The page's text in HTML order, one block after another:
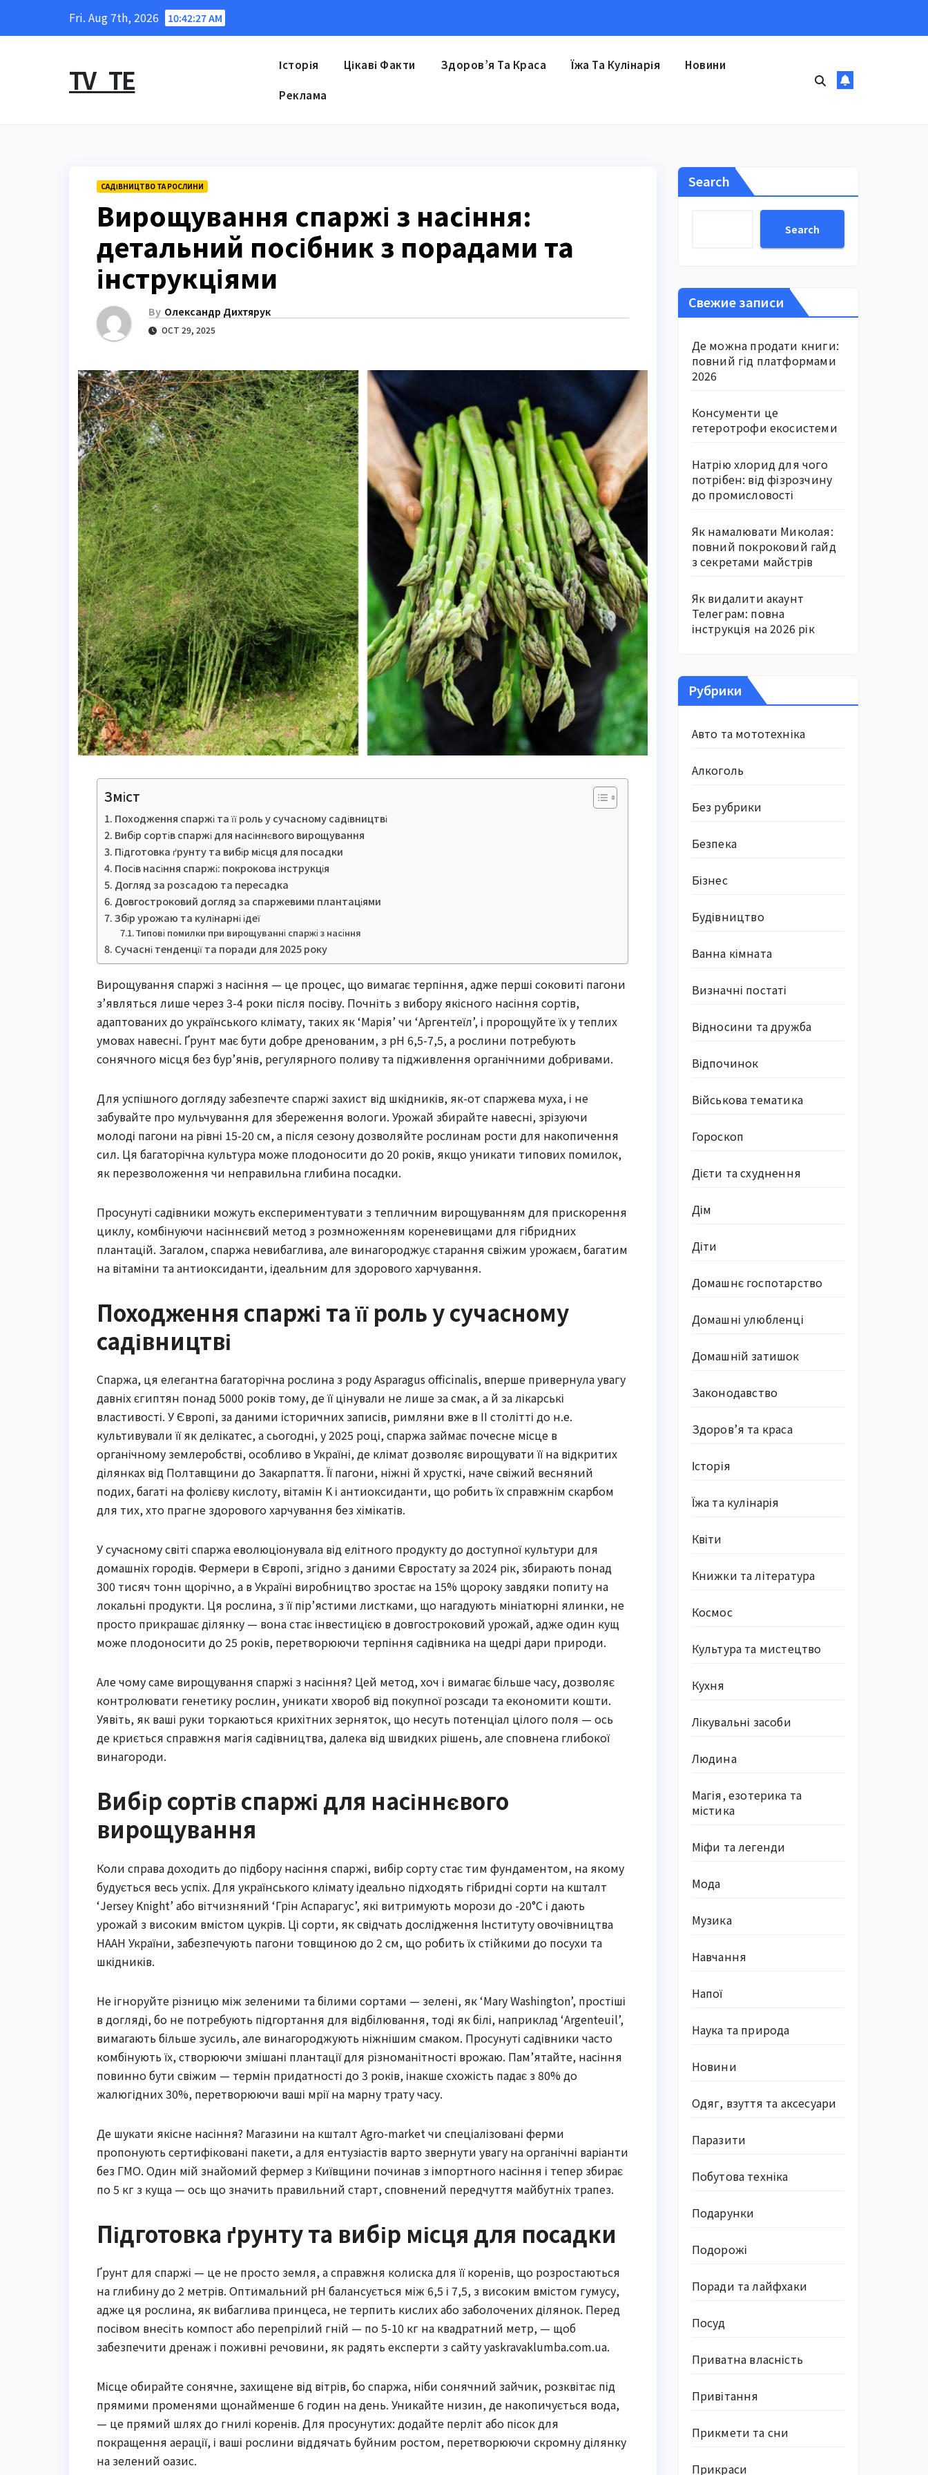
Fri. Aug 7th, 2026 10:42:28 AM
TV_TE Історія Цікаві Факти Здоров’я Та Краса Їжа Та Кулінарія Новини
Реклама
САДІВНИЦТВО ТА РОСЛИНИ
Вирощування спаржі з насіння:
детальний посібник з порадами та
інструкціями
By Олександр Дихтярук
OCT 29, 2025
Зміст
Походження спаржі та її роль у сучасному садівництві
Вибір сортів спаржі для насіннєвого вирощування
Підготовка ґрунту та вибір місця для посадки
Посів насіння спаржі: покрокова інструкція
Догляд за розсадою та пересадка
Довгостроковий догляд за спаржевими плантаціями
Збір урожаю та кулінарні ідеї
Типові помилки при вирощуванні спаржі з насіння
Сучасні тенденції та поради для 2025 року
Вирощування спаржі з насіння — це процес, що вимагає терпіння, адже перші соковиті пагони
з’являться лише через 3-4 роки після посіву. Почніть з вибору якісного насіння сортів,
адаптованих до українського клімату, таких як ‘Марія’ чи ‘Аргентеїл’, і пророщуйте їх у теплих
умовах навесні. Ґрунт має бути добре дренованим, з pH 6,5-7,5, а рослини потребують
сонячного місця без бур’янів, регулярного поливу та підживлення органічними добривами.
Для успішного догляду забезпечте спаржі захист від шкідників, як-от спаржева муха, і не
забувайте про мульчування для збереження вологи. Урожай збирайте навесні, зрізуючи
молоді пагони на рівні 15-20 см, а після сезону дозволяйте рослинам рости для накопичення
сил. Ця багаторічна культура може плодоносити до 20 років, якщо уникати типових помилок,
як перезволоження чи неправильна глибина посадки.
Просунуті садівники можуть експериментувати з тепличним вирощуванням для прискорення
циклу, комбінуючи насіннєвий метод з розмноженням кореневищами для гібридних
плантацій. Загалом, спаржа невибаглива, але винагороджує старання свіжим урожаєм, багатим
на вітаміни та антиоксиданти, ідеальним для здорового харчування.
Походження спаржі та її роль у сучасному
садівництві
Спаржа, ця елегантна багаторічна рослина з роду Asparagus officinalis, вперше привернула увагу
давніх єгиптян понад 5000 років тому, де її цінували не лише за смак, а й за лікарські
властивості. У Європі, за даними історичних записів, римляни вже в II столітті до н.е.
культивували її як делікатес, а сьогодні, у 2025 році, спаржа займає почесне місце в
органічному землеробстві, особливо в Україні, де клімат дозволяє вирощувати її на відкритих
ділянках від Полтавщини до Закарпаття. Її пагони, ніжні й хрусткі, наче свіжий весняний
подих, багаті на фолієву кислоту, вітамін K і антиоксиданти, що робить їх справжнім скарбом
для тих, хто прагне здорового харчування без хімікатів.
У сучасному світі спаржа еволюціонувала від елітного продукту до доступної культури для
домашніх городів. Фермери в Європі, згідно з даними Євростату за 2024 рік, збирають понад
300 тисяч тонн щорічно, а в Україні виробництво зростає на 15% щороку завдяки попиту на
локальні продукти. Ця рослина, з її пір’ястими листками, що нагадують мініатюрні ялинки, не
просто прикрашає ділянку — вона стає інвестицією в довгостроковий урожай, адже один кущ
може плодоносити до 25 років, перетворюючи терпіння садівника на щедрі дари природи.
Але чому саме вирощування спаржі з насіння? Цей метод, хоч і вимагає більше часу, дозволяє
контролювати генетику рослин, уникати хвороб від покупної розсади та економити кошти.
Уявіть, як ваші руки торкаються крихітних зерняток, що несуть потенціал цілого поля — ось
де криється справжня магія садівництва, далека від швидких рішень, але сповнена глибокої
винагороди.
Вибір сортів спаржі для насіннєвого
вирощування
Коли справа доходить до підбору насіння спаржі, вибір сорту стає тим фундаментом, на якому
будується весь успіх. Для українського клімату ідеально підходять гібридні сорти на кшталт
‘Jersey Knight’ або вітчизняний ‘Грін Аспарагус’, які витримують морози до -20°C і дають
урожай з високим вмістом цукрів. Ці сорти, як свідчать дослідження Інституту овочівництва
НААН України, забезпечують пагони товщиною до 2 см, що робить їх стійкими до посухи та
шкідників.
Не ігноруйте різницю між зеленими та білими сортами — зелені, як ‘Mary Washington’, простіші
в догляді, бо не потребують підгортання для відбілювання, тоді як білі, наприклад ‘Argenteuil’,
вимагають більше зусиль, але винагороджують ніжнішим смаком. Просунуті садівники часто
комбінують їх, створюючи змішані плантації для різноманітності врожаю. Пам’ятайте, насіння
повинно бути свіжим — термін придатності до 3 років, інакше схожість падає з 80% до
жалюгідних 30%, перетворюючи ваші мрії на марну трату часу.
Де шукати якісне насіння? Магазини на кшталт Agro-market чи спеціалізовані ферми
пропонують сертифіковані пакети, а для ентузіастів варто звернути увагу на органічні варіанти
без ГМО. Один мій знайомий фермер з Київщини починав з імпортного насіння і тепер збирає
по 5 кг з куща — ось що значить правильний старт, сповнений передчуття майбутніх трапез.
Підготовка ґрунту та вибір місця для посадки
Ґрунт для спаржі — це не просто земля, а справжня колиска для її коренів, що розростаються
на глибину до 2 метрів. Оптимальний pH балансується між 6,5 і 7,5, з високим вмістом гумусу,
адже ця рослина, як вибаглива принцеса, не терпить кислих або заболочених ділянок. Перед
посівом внесіть компост або перепрілий гній — по 5-10 кг на квадратний метр, — щоб
забезпечити дренаж і поживні речовини, як радять експерти з сайту yaskravaklumba.com.ua.
Місце обирайте сонячне, захищене від вітрів, бо спаржа, ніби сонячний зайчик, розквітає під
прямими променями щонайменше 6 годин на день. Уникайте низин, де накопичується вода,
— це прямий шлях до гнилі коренів. Для просунутих: додайте перліт або пісок для
покращення аерації, і ваші рослини віддячать буйним ростом, перетворюючи скромну ділянку
на зелений оазис.
Search
Search
Свежие записи
Де можна продати книги:
повний гід платформами
2026
Консументи це
гетеротрофи екосистеми
Натрію хлорид для чого
потрібен: від фізрозчину
до промисловості
Як намалювати Миколая:
повний покроковий гайд
з секретами майстрів
Як видалити акаунт
Телеграм: повна
інструкція на 2026 рік
Рубрики
Авто та мототехніка
Алкоголь
Без рубрики
Безпека
Бізнес
Будівництво
Ванна кімната
Визначні постаті
Відносини та дружба
Відпочинок
Військова тематика
Гороскоп
Дієти та схуднення
Дім
Діти
Домашнє госпотарство
Домашні улюбленці
Домашній затишок
Законодавство
Здоров’я та краса
Історія
Їжа та кулінарія
Квіти
Книжки та література
Космос
Культура та мистецтво
Кухня
Лікувальні засоби
Людина
Магія, езотерика та
містика
Міфи та легенди
Мода
Музика
Навчання
Напої
Наука та природа
Новини
Одяг, взуття та аксесуари
Паразити
Побутова техніка
Подарунки
Подорожі
Поради та лайфхаки
Посуд
Приватна власність
Привітання
Прикмети та сни
Прикраси